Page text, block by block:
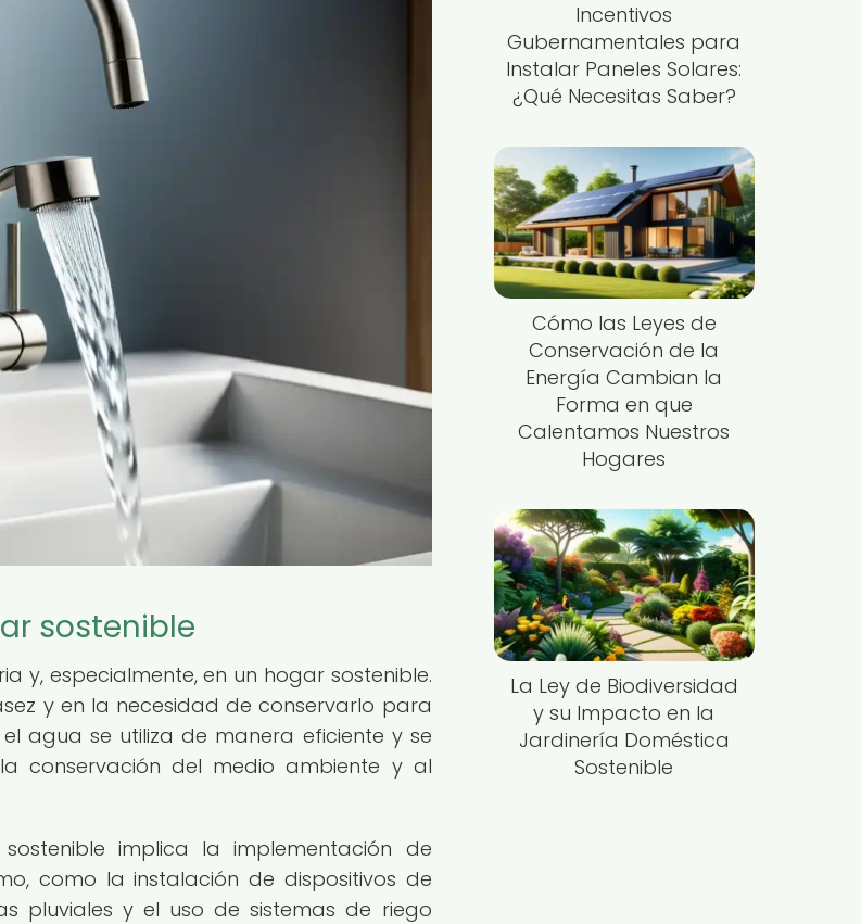
sostenible
y, especialmente, en un hogar sostenible.
y en la necesidad de conservarlo para
agua se utiliza de manera eficiente y se
conservación del medio ambiente y al
implica la implementación de
como la instalación de dispositivos de
pluviales y el uso de sistemas de riego
Incentivos
Gubernamentales para
Instalar Paneles Solares:
¿Qué Necesitas Saber?
Cómo las Leyes de
Conservación de la
Energía Cambian la
Forma en que
Calentamos Nuestros
Hogares
La Ley de Biodiversidad
y su Impacto en la
Jardinería Doméstica
Sostenible